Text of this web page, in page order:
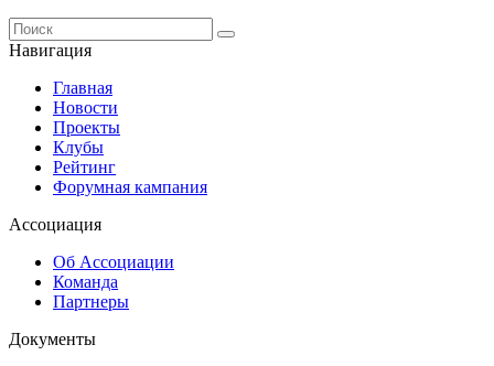
Навигация
Главная
Новости
Проекты
Клубы
Рейтинг
Форумная кампания
Ассоциация
Об Ассоциации
Команда
Партнеры
Документы